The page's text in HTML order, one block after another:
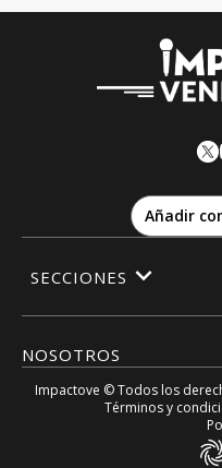
Añadir
NOSOTROS
SECCIONES
Impactove © Todos los
Términos y